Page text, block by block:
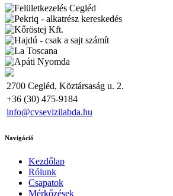
2700 Cegléd, Köztársaság u. 2.
+36 (30) 475-9184
info@cvsevizilabda.hu
Navigáció
Kezdőlap
Rólunk
Csapatok
Mérkőzések